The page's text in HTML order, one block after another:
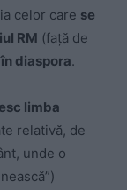
celor care se
RM (față de
diaspora.
limba
relativă, de
unde o